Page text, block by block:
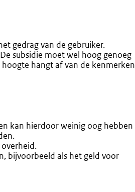
gedrag van de gebruiker.
subsidie moet wel hoog genoeg
hangt af van de kenmerken
kan hierdoor weinig oog hebben
bijvoorbeeld als het geld voor